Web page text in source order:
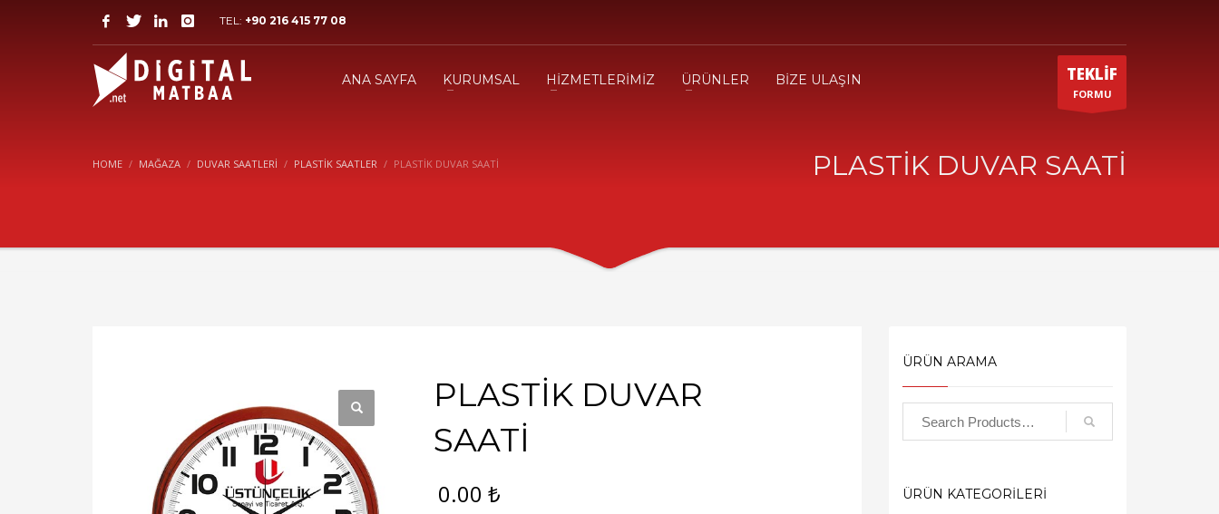
TEL: +90 216 415 77 08
ANA SAYFA KURUMSAL HİZMETLERİMİZ ÜRÜNLER BİZE ULAŞIN TEKLİF
FORMU
HOME MAĞAZA DUVAR SAATLERI PLASTIK SAATLER PLASTİK DUVAR SAATİ PLASTİK DUVAR SAATİ
PLASTİK DUVAR
SAATİ
0.00₺
ÜRÜN ARAMA
ÜRÜN KATEGORİLERİ